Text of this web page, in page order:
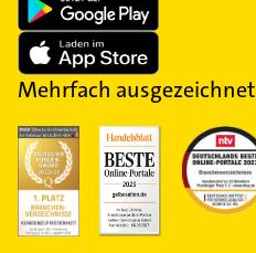
Mehrfach ausgezeichnet